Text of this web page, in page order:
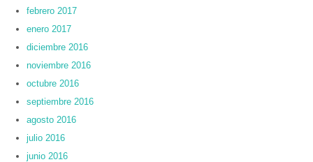
febrero 2017
enero 2017
diciembre 2016
noviembre 2016
octubre 2016
septiembre 2016
agosto 2016
julio 2016
junio 2016